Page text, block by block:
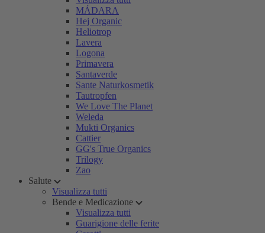
MÁDARA
Hej Organic
Heliotrop
Lavera
Logona
Primavera
Santaverde
Sante Naturkosmetik
Tautropfen
We Love The Planet
Weleda
Mukti Organics
Cattier
GG's True Organics
Trilogy
Zao
Salute
Visualizza tutti
Bende e Medicazione
Visualizza tutti
Guarigione delle ferite